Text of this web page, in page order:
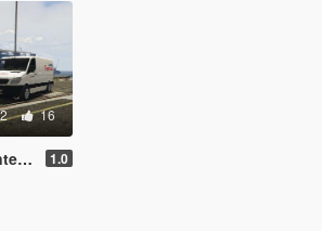
16
1.0